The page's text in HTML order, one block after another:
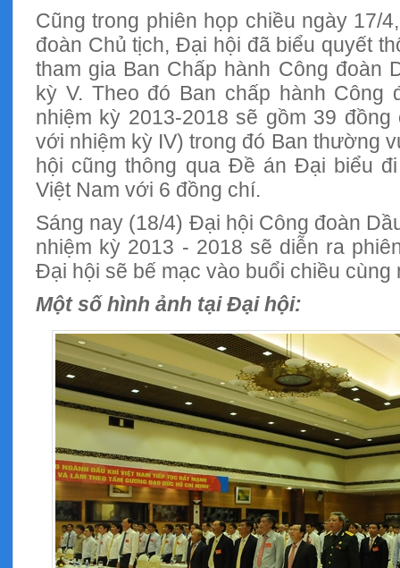
Cũng trong phiên họp chiều ngày 17/
đoàn Chủ tịch, Đại hội đã biểu quyết
tham gia Ban Chấp hành Công đoàn
kỳ V. Theo đó Ban chấp hành Công
nhiệm kỳ 2013-2018 sẽ gồm 39
với nhiệm kỳ IV) trong đó Ban thường
hội cũng thông qua Đề án Đại biểu
Việt Nam với 6 đồng chí.
Sáng nay (18/4) Đại hội Công đoàn
nhiệm kỳ 2013 - 2018 sẽ diễn ra
Đại hội sẽ bế mạc vào buổi chiều cùng
Một số hình ảnh tại Đại hội: